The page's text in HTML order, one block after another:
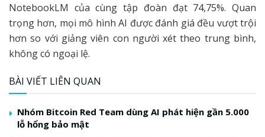
NotebookLM của cùng tập đoàn đạt 74,75%. Quan
trọng hơn, mọi mô hình AI được đánh giá đều vượt trội
hơn so với giảng viên con người xét theo trung bình,
không có ngoại lệ.
BÀI VIẾT LIÊN QUAN
Nhóm Bitcoin Red Team dùng AI phát hiện gần 5.000
lỗ hổng bảo mật